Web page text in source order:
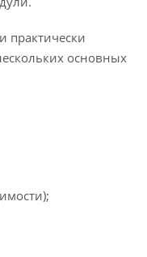
практически
основных